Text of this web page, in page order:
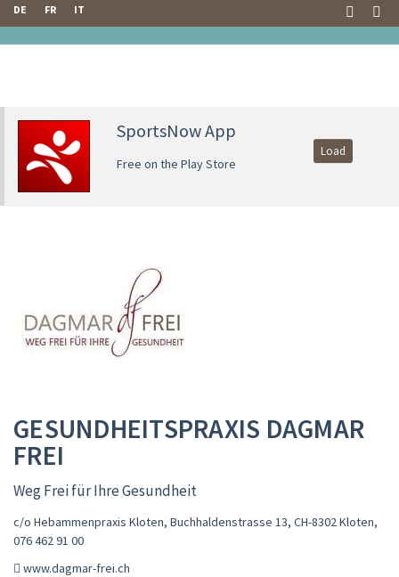
DE FR IT
SportsNow App
Free on the Play Store
Load
GESUNDHEITSPRAXIS DAGMAR
FREI
Weg Frei für Ihre Gesundheit
c/o Hebammenpraxis Kloten, Buchhaldenstrasse 13, CH-8302 Kloten,
076 462 91 00
www.dagmar-frei.ch